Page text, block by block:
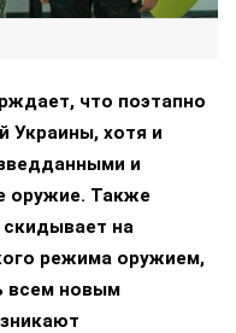
что поэтапно
Украины, хотя и
и
оружие. Также
на
режима оружием,
всем новым